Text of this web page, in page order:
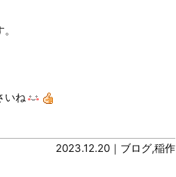
いね
2023.12.20｜ ブログ,稲作